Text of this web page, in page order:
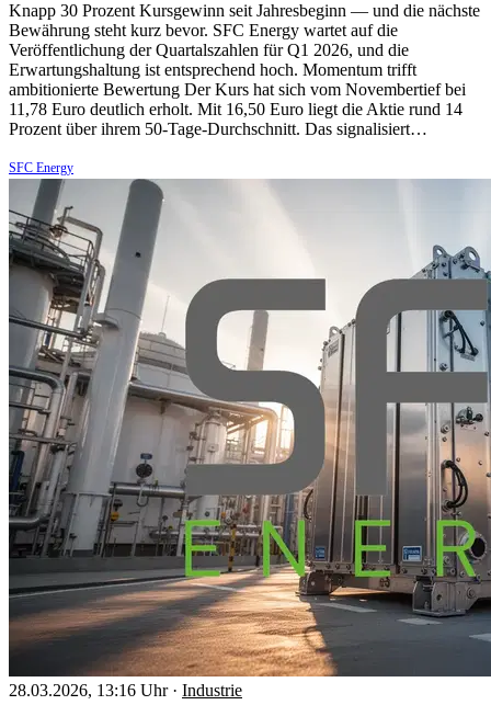
Knapp 30 Prozent Kursgewinn seit Jahresbeginn — und die nächste
Bewährung steht kurz bevor. SFC Energy wartet auf die
Veröffentlichung der Quartalszahlen für Q1 2026, und die
Erwartungshaltung ist entsprechend hoch. Momentum trifft
ambitionierte Bewertung Der Kurs hat sich vom Novembertief bei
11,78 Euro deutlich erholt. Mit 16,50 Euro liegt die Aktie rund 14
Prozent über ihrem 50-Tage-Durchschnitt. Das signalisiert…
SFC Energy
28.03.2026, 13:16 Uhr · Industrie